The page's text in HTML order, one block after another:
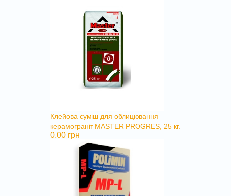
Клейова суміш для облицювання
керамограніт MASTER PROGRES, 25 кг.
0.00 грн